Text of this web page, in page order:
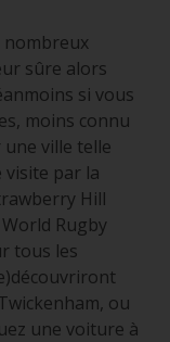
nombreux
sûre alors
si vous
moins connu
ville telle
visite par la
Hill
Rugby
tous les
ou
une voiture à